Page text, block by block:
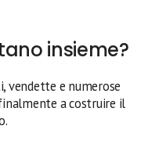
insieme?
e numerose
a costruire il